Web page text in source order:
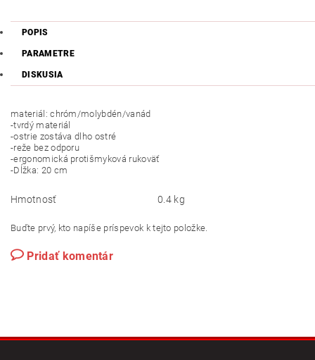
POPIS
PARAMETRE
DISKUSIA
materiál: chróm/molybdén/vanád
-tvrdý materiál
-ostrie zostáva dlho ostré
-reže bez odporu
-ergonomická protišmyková rukoväť
-Dĺžka: 20 cm
Hmotnosť 0.4 kg
Buďte prvý, kto napíše príspevok k tejto položke.
Pridať komentár